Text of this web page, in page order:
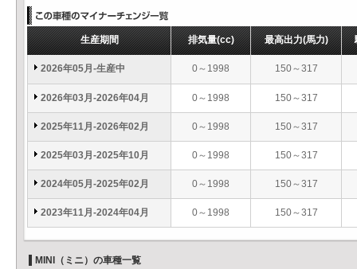
生産期間 排気量(cc) 最高出力(馬力)
2026年05月-生産中 0～1998 150～317
2026年03月-2026年04月 0～1998 150～317
2025年11月-2026年02月 0～1998 150～317
2025年03月-2025年10月 0～1998 150～317
2024年05月-2025年02月 0～1998 150～317
2023年11月-2024年04月 0～1998 150～317
MINI（ミニ）の車種一覧